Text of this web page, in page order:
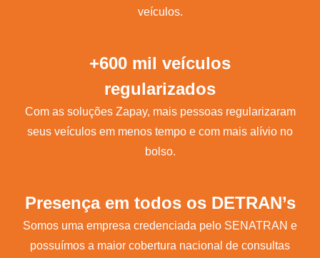
veículos.
+600 mil veículos
regularizados
Com as soluções Zapay, mais pessoas regularizaram
seus veículos em menos tempo e com mais alívio no
bolso.
Presença em todos os DETRAN’s
Somos uma empresa credenciada pelo SENATRAN e
possuímos a maior cobertura nacional de consultas